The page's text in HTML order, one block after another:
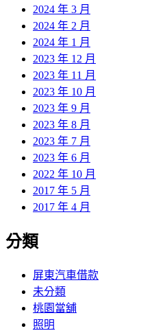
2024 年 3 月
2024 年 2 月
2024 年 1 月
2023 年 12 月
2023 年 11 月
2023 年 10 月
2023 年 9 月
2023 年 8 月
2023 年 7 月
2023 年 6 月
2022 年 10 月
2017 年 5 月
2017 年 4 月
分類
屏東汽車借款
未分類
桃園當舖
照明